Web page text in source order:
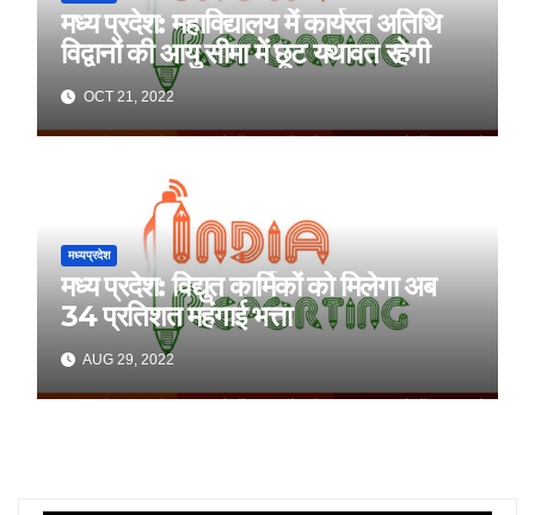
मध्य प्रदेश: महाविद्यालय में कार्यरत अतिथि
विद्वानों की आयु सीमा में छूट यथावत रहेगी
OCT 21, 2022
मध्यप्रदेश
मध्य प्रदेश: विद्युत कार्मिकों को मिलेगा अब
34 प्रतिशत महंगाई भत्ता
AUG 29, 2022